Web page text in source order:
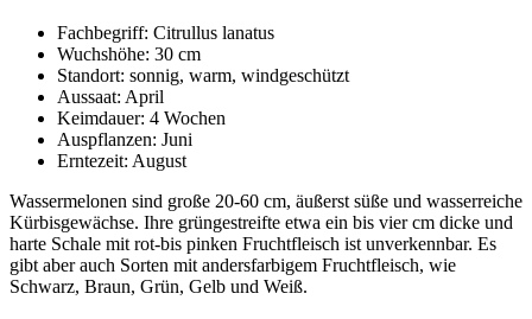
Fachbegriff: Citrullus lanatus
Wuchshöhe: 30 cm
Standort: sonnig, warm, windgeschützt
Aussaat: April
Keimdauer: 4 Wochen
Auspflanzen: Juni
Erntezeit: August
Wassermelonen sind große 20-60 cm, äußerst süße und wasserreiche
Kürbisgewächse. Ihre grüngestreifte etwa ein bis vier cm dicke und
harte Schale mit rot-bis pinken Fruchtfleisch ist unverkennbar. Es
gibt aber auch Sorten mit andersfarbigem Fruchtfleisch, wie
Schwarz, Braun, Grün, Gelb und Weiß.